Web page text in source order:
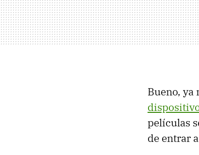
Bueno, ya
películas
de entrar